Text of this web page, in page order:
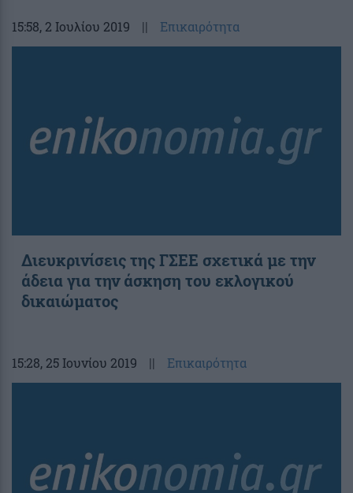
15:58, 2 Ιουλίου 2019 || Επικαιρότητα
Διευκρινίσεις της ΓΣΕΕ σχετικά με την
άδεια για την άσκηση του εκλογικού
δικαιώματος
15:28, 25 Ιουνίου 2019 || Επικαιρότητα